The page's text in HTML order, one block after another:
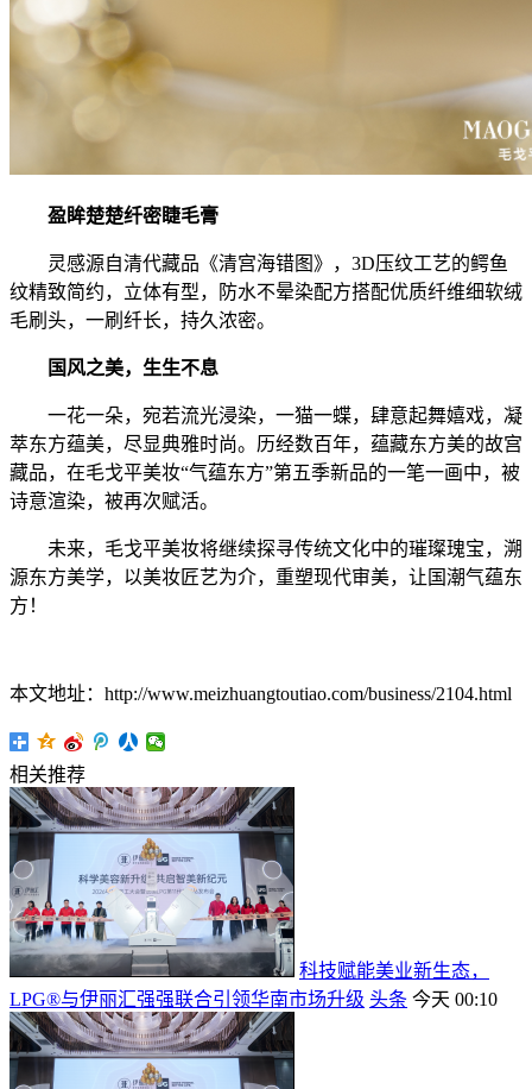
盈眸楚楚纤密睫毛膏
灵感源自清代藏品《清宫海错图》，3D压纹工艺的鳄鱼
纹精致简约，立体有型，防水不晕染配方搭配优质纤维细软绒
毛刷头，一刷纤长，持久浓密。
国风之美，生生不息
一花一朵，宛若流光浸染，一猫一蝶，肆意起舞嬉戏，凝
萃东方蕴美，尽显典雅时尚。历经数百年，蕴藏东方美的故宫
藏品，在毛戈平美妆“气蕴东方”第五季新品的一笔一画中，被
诗意渲染，被再次赋活。
未来，毛戈平美妆将继续探寻传统文化中的璀璨瑰宝，溯
源东方美学，以美妆匠艺为介，重塑现代审美，让国潮气蕴东
方！
本文地址：http://www.meizhuangtoutiao.com/business/2104.html
相关推荐
科技赋能美业新生态，
LPG®与伊丽汇强强联合引领华南市场升级 头条 今天 00:10